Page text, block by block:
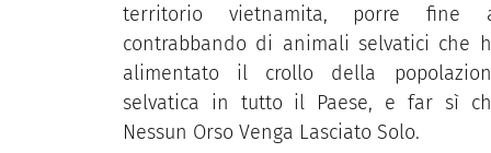
territorio vietnamita, porre fine
contrabbando di animali selvatici che
alimentato il crollo della
selvatica in tutto il Paese, e far sì
Nessun Orso Venga Lasciato Solo.